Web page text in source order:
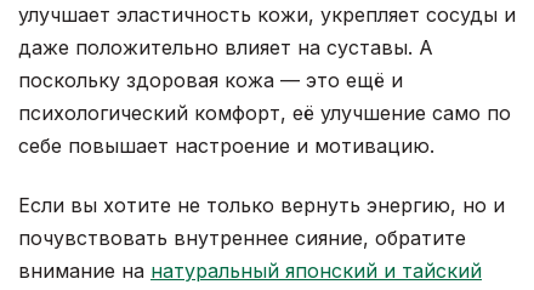
улучшает эластичность кожи, укрепляет сосуды и
даже положительно влияет на суставы. А
поскольку здоровая кожа — это ещё и
психологический комфорт, её улучшение само по
себе повышает настроение и мотивацию.
Если вы хотите не только вернуть энергию, но и
почувствовать внутреннее сияние, обратите
внимание на натуральный японский и тайский